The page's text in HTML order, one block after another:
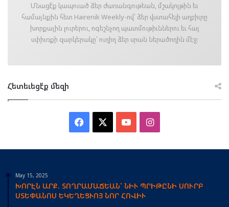
Մնացէ՛ք կապուած ձեր ժառանգութեան, մշակոյթին եւ
համայնքին հետ Hairenik Weekly-ով՝ ձեր վստահելի աղբիւրը
խորքային լուրերու, ոգեշնչող պատմութիւններու եւ հայ
սփիւռքի զարկերակը՝ ուղիղ ձեր սրան ներածողին մէջ։
Հետեւեցէ՛ք մեզի
Facebook YouTubeInstagram
May 15, 2025
ԽՈՐԷՆ ԱՐՔ. ՏՈՂՐԱՄԱՃԵԱՆ՝ ՆԻՒ ՊՐԻԹԸՆԻ ՍՈՒՐԲ
ՍՏԵՓԱՆՈՍ ԵԿԵՂԵՑՒՈՅ ՆՈՐ ՀՈՎԻՒ